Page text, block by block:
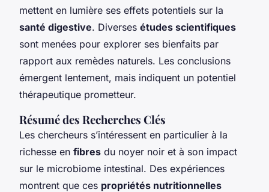
mettent en lumière ses effets potentiels sur la
santé digestive. Diverses études scientifiques
sont menées pour explorer ses bienfaits par
rapport aux remèdes naturels. Les conclusions
émergent lentement, mais indiquent un potentiel
thérapeutique prometteur.
Résumé des Recherches Clés
Les chercheurs s’intéressent en particulier à la
richesse en fibres du noyer noir et à son impact
sur le microbiome intestinal. Des expériences
montrent que ces propriétés nutritionnelles